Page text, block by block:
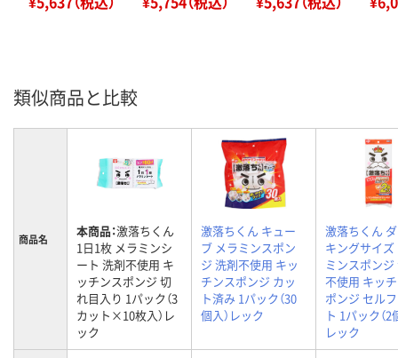
類似商品と比較
商品名 本商品：激落ちくん
1日1枚 メラミンシ
ート 洗剤不使用 キ
ッチンスポンジ 切
れ目入り 1パック（3
カット×10枚入）レ
ック
激落ちくん キュー
ブ メラミンスポン
ジ 洗剤不使用 キッ
チンスポンジ カッ
ト済み 1パック（30
個入）レック
激落ちくん
キングサイズ
ミンスポンジ
不使用 キッ
ポンジ セル
ト 1パック（2
レック